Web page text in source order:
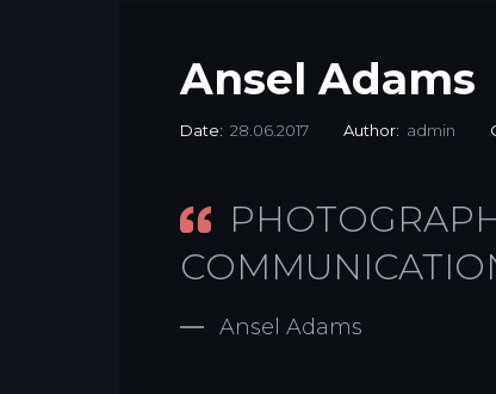
Ansel Adams
Date: 28.06.2017 Author: admin
Ansel Adams